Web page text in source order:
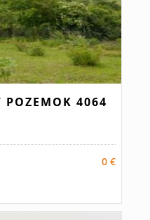
POZEMOK 4064
0 €